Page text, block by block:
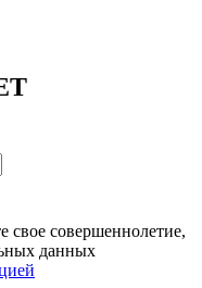
свое совершеннолетие,
данных